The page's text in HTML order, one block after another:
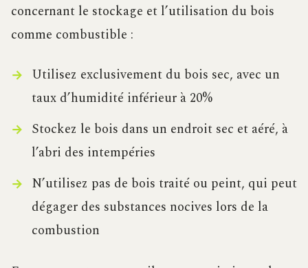
concernant le stockage et l’utilisation du bois
comme combustible :
Utilisez exclusivement du bois sec, avec un
taux d’humidité inférieur à 20%
Stockez le bois dans un endroit sec et aéré, à
l’abri des intempéries
N’utilisez pas de bois traité ou peint, qui peut
dégager des substances nocives lors de la
combustion